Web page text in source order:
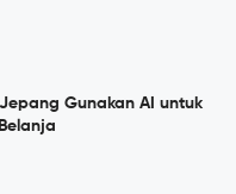
Gunakan AI untuk